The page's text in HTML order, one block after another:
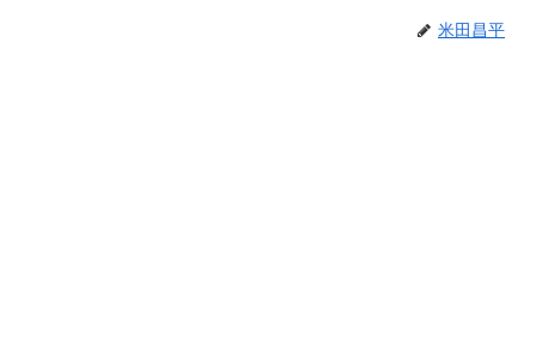
米田昌平